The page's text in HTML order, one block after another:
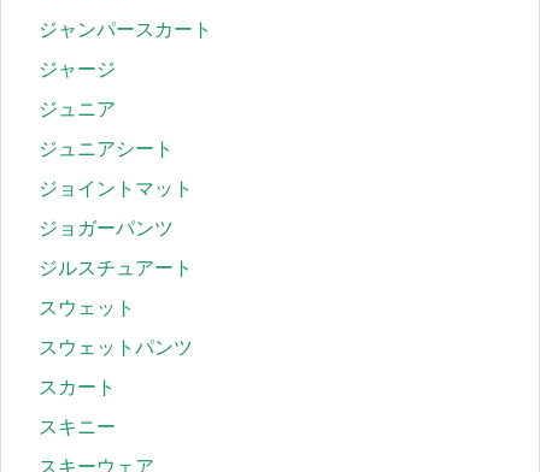
ジャンパースカート
ジャージ
ジュニア
ジュニアシート
ジョイントマット
ジョガーパンツ
ジルスチュアート
スウェット
スウェットパンツ
スカート
スキニー
スキーウェア